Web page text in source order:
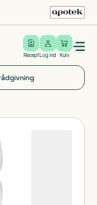
Recept
Log ind
Log ind Kurv
Open/close menu